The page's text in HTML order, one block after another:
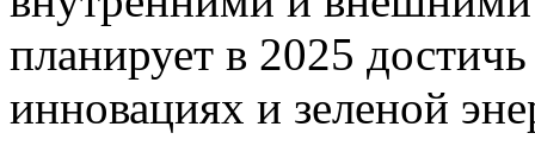
планирует в 2025
инновациях и зеленой